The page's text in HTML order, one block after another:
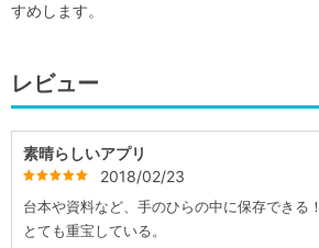
すめします。
レビュー
素晴らしいアプリ
starstarstarstarstar 2018/02/23
台本や資料など、手のひらの中に保存できる！
とても重宝している。